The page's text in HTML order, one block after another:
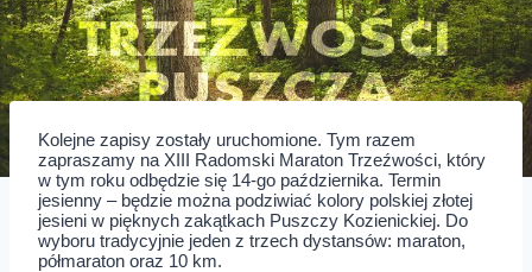
Kolejne zapisy zostały uruchomione. Tym razem
zapraszamy na XIII Radomski Maraton Trzeźwości, który
w tym roku odbędzie się 14-go października. Termin
jesienny – będzie można podziwiać kolory polskiej złotej
jesieni w pięknych zakątkach Puszczy Kozienickiej. Do
wyboru tradycyjnie jeden z trzech dystansów: maraton,
półmaraton oraz 10 km.